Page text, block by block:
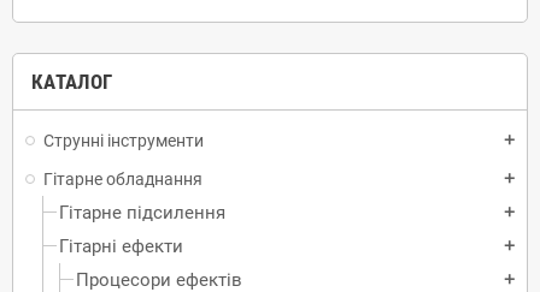
КАТАЛОГ
Струнні інструменти add
Гітарне обладнання add
Гітарне підсилення add
Гітарні ефекти add
Процесори ефектів add